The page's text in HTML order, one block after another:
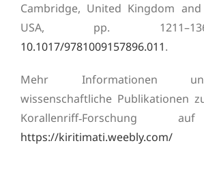
Cambridge, United Kingdom
USA, pp.
10.1017/9781009157896.011.
Mehr Informationen
wissenschaftliche Publikationen
Korallenriff‑Forschung
https://kiritimati.weebly.com/